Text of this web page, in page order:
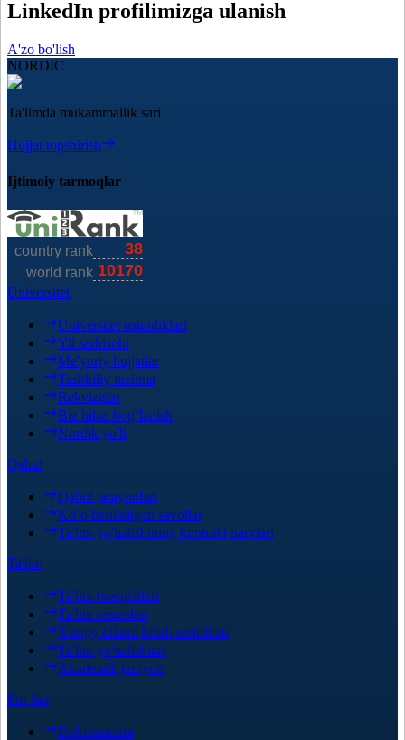
LinkedIn profilimizga ulanish
A'zo bo'lish
NORDIC
Ta'limda mukammallik sari
Hujjat topshirish
Ijtimoiy tarmoqlar
Universitet
Universitet ustunliklari
Yil sarhisobi
Me'yoriy hujjatlar
Tashkiliy tuzilma
Rekvizitlar
Biz bilan bog’lanish
Nordik yo'li
Qabul
Qabul jarayonlari
Ko’p beriladigan savollar
Ta'lim yo'nalishining kontrakt narxlari
Ta'lim
Ta'lim bosqichlari
Ta'lim resurslari
Xorijiy tillarni bilish sertifikati
Ta'lim yo'nalishlari
Akademik jarayon
Ilm-fan
Doktorantura